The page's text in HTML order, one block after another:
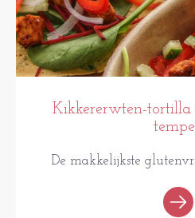
Kikkererwten-tortilla
De makkelijkste